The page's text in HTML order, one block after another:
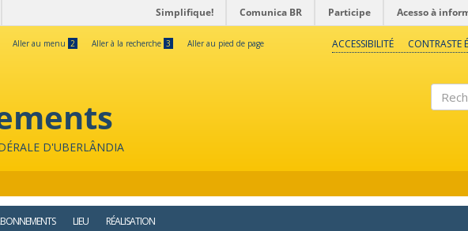
Simplifique! Comunica BR Participe Acesso à
Aller au menu 2 Aller à la recherche 3
Aller au pied de page
ACCESSIBILITÉ CONTRASTE
D'UBERLÂNDIA
LIEU RÉALISATION